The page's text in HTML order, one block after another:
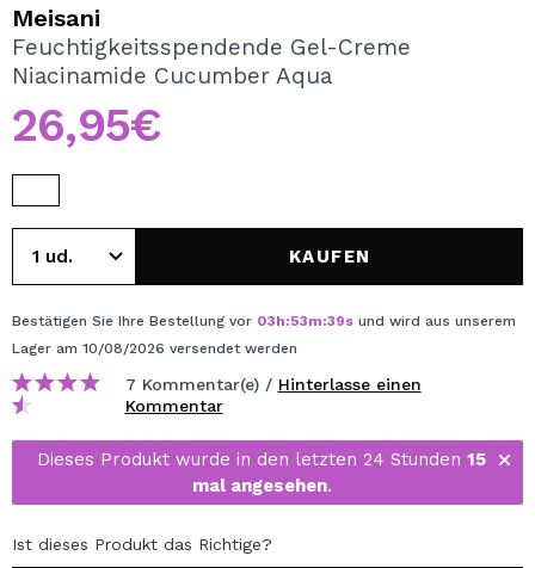
REGISTRIEREN
Durch die Erstellung eines Kontos bei Maquillalia.de
können Sie Ihre Einkäufe schnell tätigen, den Status Ihrer
Bestellungen überprüfen und Ihre bisherigen Vorgänge
einsehen.
Meisani
Feuchtigkeitsspendende Gel-Creme
Niacinamide Cucumber Aqua
26,95€
KAUFEN
Bestätigen Sie Ihre Bestellung vor 03h:53m:39s und wird aus unserem
Lager am 10/08/2026 versendet werden
7 Kommentar(e) / Hinterlasse einen
Kommentar
Dieses Produkt wurde in den letzten 24 Stunden 15
mal angesehen.
Ist dieses Produkt das Richtige?